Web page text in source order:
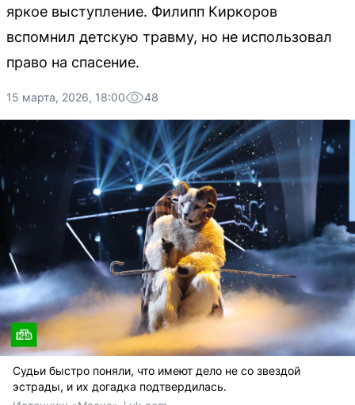
яркое выступление. Филипп Киркоров
вспомнил детскую травму, но не использовал
право на спасение.
15 марта, 2026, 18:00 48
Судьи быстро поняли, что имеют дело не со звездой
эстрады, и их догадка подтвердилась.